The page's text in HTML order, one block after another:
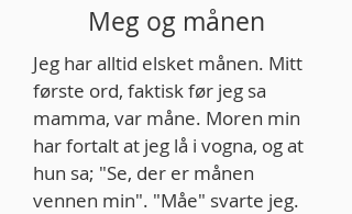
Meg og månen
​Jeg har alltid elsket månen. Mitt
første ord, faktisk før jeg sa
mamma, var måne. Moren min
har fortalt at jeg lå i vogna, og at
hun sa; "Se, der er månen
vennen min". "Måe" svarte jeg.